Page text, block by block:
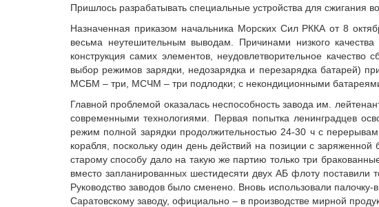
Пришлось разрабатывать специальные устройства для сжигания
Назначенная приказом начальника Морских Сил РККА от 8
весьма неутешительным выводам. Причинами низкого
конструкция самих элементов, неудовлетворительное
выбор режимов зарядки, недозарядка и перезарядка батарей)
МСБМ – три, МСЧМ – три подлодки; с некондиционными
Главной проблемой оказалась неспособность завода им.
современными технологиями. Первая попытка ленинградцев
режим полной зарядки продолжительностью 24-30 ч с
корабля, поскольку один день действий на позиции с
старому способу дало на такую же партию только три
вместо запланированных шестидесяти двух АБ флоту поставили
Руководство заводов было сменено. Вновь использовали
Саратовскому заводу, официально – в производстве мирной